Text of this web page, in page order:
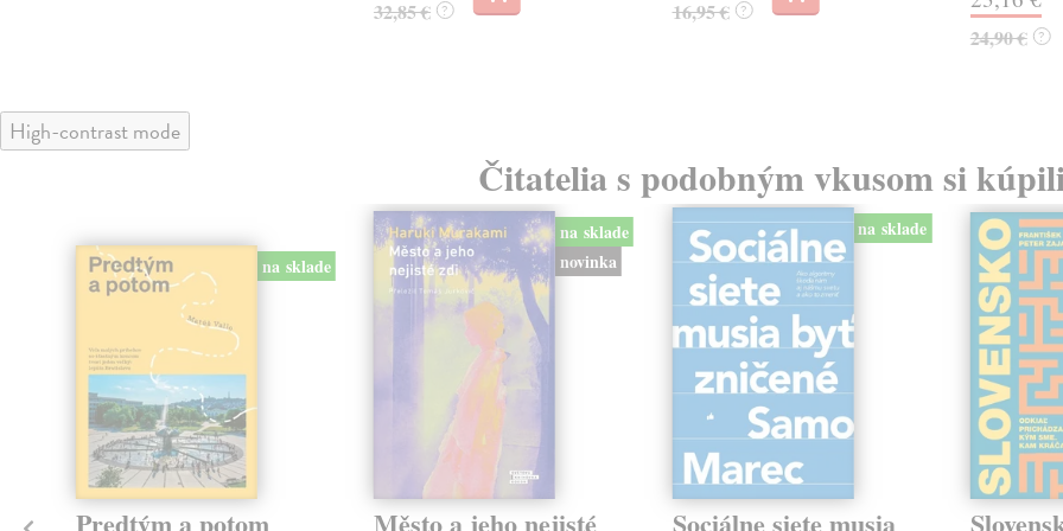
32,85 € ? 16,95 € ?
24,90 € ?
High-contrast mode
Čitatelia s podobným vkusom si
na sklade
na sklade
novinka
na sklade